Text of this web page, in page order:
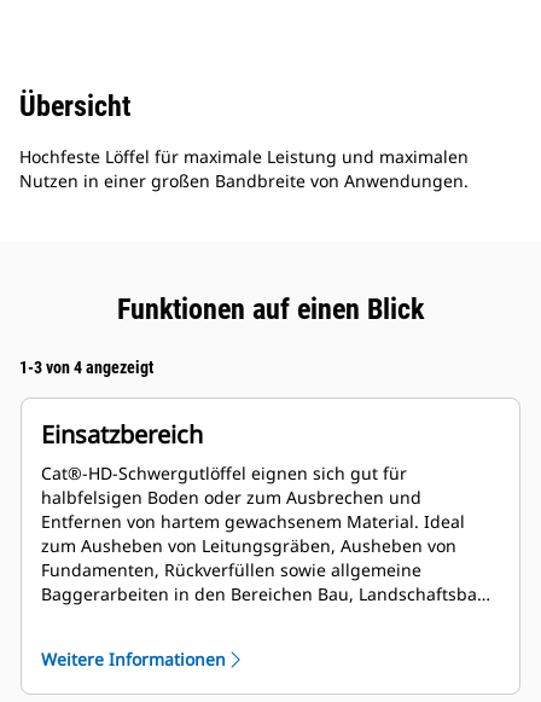
Übersicht
Hochfeste Löffel für maximale Leistung und maximalen
Nutzen in einer großen Bandbreite von Anwendungen.
Funktionen auf einen Blick
1-3 von 4 angezeigt
Einsatzbereich
Cat®-HD-Schwergutlöffel eignen sich gut für
halbfelsigen Boden oder zum Ausbrechen und
Entfernen von hartem gewachsenem Material. Ideal
zum Ausheben von Leitungsgräben, Ausheben von
Fundamenten, Rückverfüllen sowie allgemeine
Baggerarbeiten in den Bereichen Bau, Landschaftsbau
Weitere Informationen